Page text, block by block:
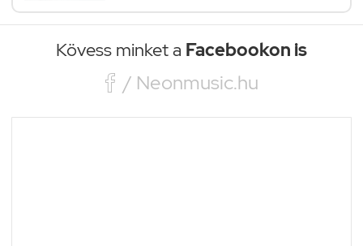
Kövess minket a Facebookon is
 / Neonmusic.hu